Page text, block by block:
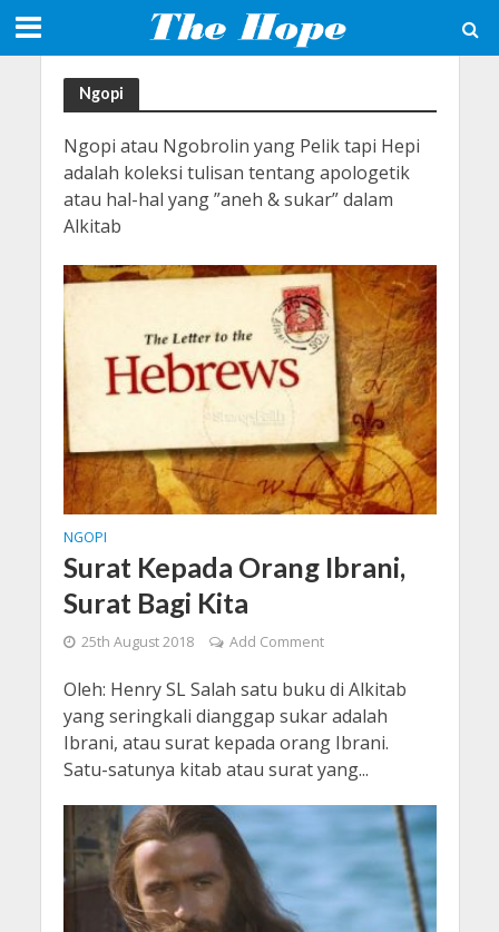
Ngopi
Ngopi atau Ngobrolin yang Pelik tapi Hepi
adalah koleksi tulisan tentang apologetik
atau hal-hal yang ”aneh & sukar” dalam
Alkitab
NGOPI
Surat Kepada Orang Ibrani,
Surat Bagi Kita
25th August 2018 Add Comment
Oleh: Henry SL Salah satu buku di Alkitab
yang seringkali dianggap sukar adalah
Ibrani, atau surat kepada orang Ibrani.
Satu-satunya kitab atau surat yang...